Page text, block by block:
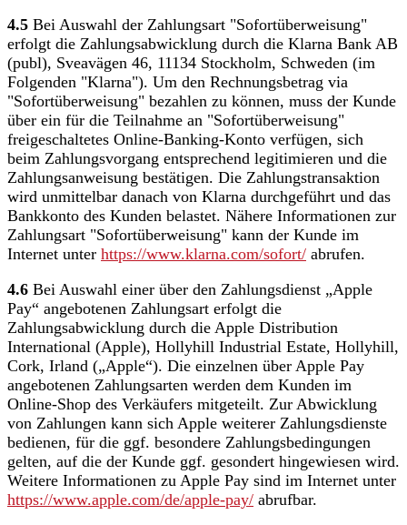
4.5 Bei Auswahl der Zahlungsart "Sofortüberweisung"
erfolgt die Zahlungsabwicklung durch die Klarna Bank AB
(publ), Sveavägen 46, 11134 Stockholm, Schweden (im
Folgenden "Klarna"). Um den Rechnungsbetrag via
"Sofortüberweisung" bezahlen zu können, muss der Kunde
über ein für die Teilnahme an "Sofortüberweisung"
freigeschaltetes Online-Banking-Konto verfügen, sich
beim Zahlungsvorgang entsprechend legitimieren und die
Zahlungsanweisung bestätigen. Die Zahlungstransaktion
wird unmittelbar danach von Klarna durchgeführt und das
Bankkonto des Kunden belastet. Nähere Informationen zur
Zahlungsart "Sofortüberweisung" kann der Kunde im
Internet unter https://www.klarna.com/sofort/ abrufen.
4.6 Bei Auswahl einer über den Zahlungsdienst „Apple
Pay“ angebotenen Zahlungsart erfolgt die
Zahlungsabwicklung durch die Apple Distribution
International (Apple), Hollyhill Industrial Estate, Hollyhill,
Cork, Irland („Apple“). Die einzelnen über Apple Pay
angebotenen Zahlungsarten werden dem Kunden im
Online-Shop des Verkäufers mitgeteilt. Zur Abwicklung
von Zahlungen kann sich Apple weiterer Zahlungsdienste
bedienen, für die ggf. besondere Zahlungsbedingungen
gelten, auf die der Kunde ggf. gesondert hingewiesen wird.
Weitere Informationen zu Apple Pay sind im Internet unter
https://www.apple.com/de/apple-pay/ abrufbar.